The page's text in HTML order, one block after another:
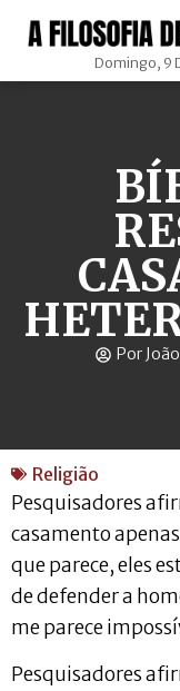
Domingo, 9
Por
Religião
Pesquisadores
casamento
que parece, eles
de defender a
me parece
Pesquisadores